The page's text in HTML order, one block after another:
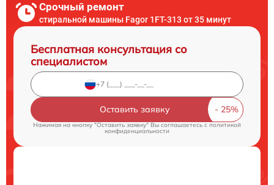
Срочный ремонт
стиральной машины Fagor 1FT-313 от 35 минут
Бесплатная консультация со
специалистом
Оставить заявку
Нажимая на кнопку "Оставить заявку" Вы соглашаетесь cполитикой
конфиденциальности